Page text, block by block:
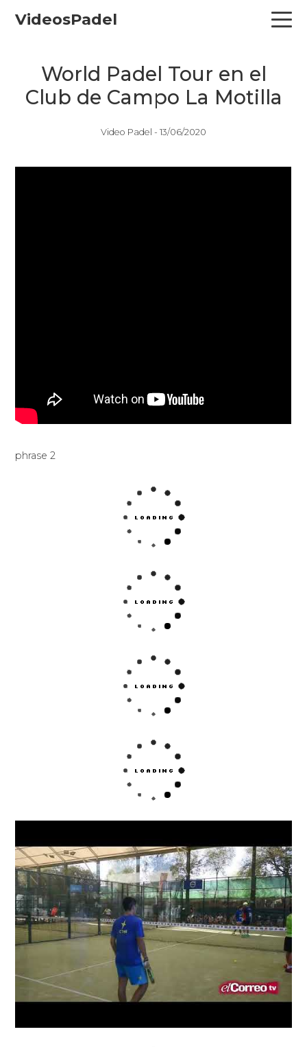
VideosPadel
World Padel Tour en el
Club de Campo La Motilla
Video Padel - 13/06/2020
phrase 2